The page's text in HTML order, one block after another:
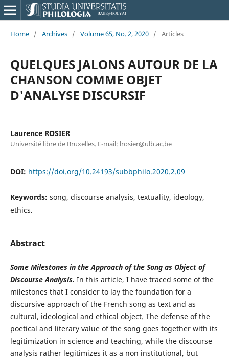
Home / Archives / Volume 65, No. 2, 2020 / Articles
QUELQUES JALONS AUTOUR DE LA
CHANSON COMME OBJET
D'ANALYSE DISCURSIF
Laurence ROSIER
Université libre de Bruxelles. E-mail: lrosier@ulb.ac.be
DOI: https://doi.org/10.24193/subbphilo.2020.2.09
Keywords: song, discourse analysis, textuality, ideology,
ethics.
Abstract
Some Milestones in the Approach of the Song as Object of
Discourse Analysis. In this article, I have traced some of the
milestones that I consider to lay the foundation for a
discursive approach of the French song as text and as
cultural, ideological and ethical object. The defense of the
poetical and literary value of the song goes together with its
legitimization in science and teaching, while the discourse
analysis rather legitimizes it as a non institutional, but